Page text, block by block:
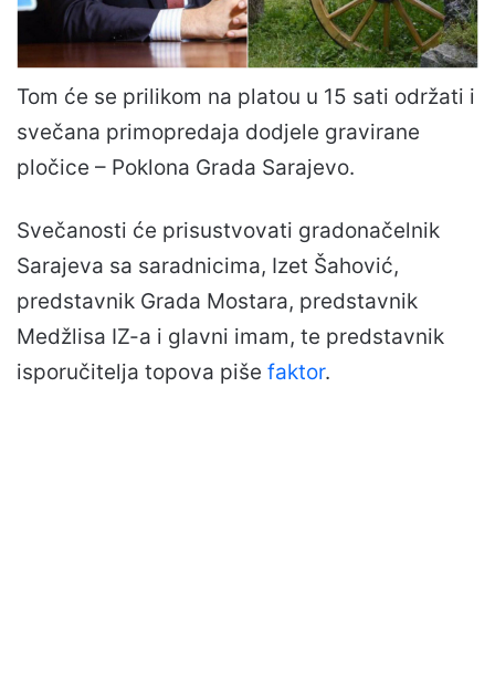
Tom će se prilikom na platou u 15 sati održati i
svečana primopredaja dodjele gravirane
pločice – Poklona Grada Sarajevo.
Svečanosti će prisustvovati gradonačelnik
Sarajeva sa saradnicima, Izet Šahović,
predstavnik Grada Mostara, predstavnik
Medžlisa IZ-a i glavni imam, te predstavnik
isporučitelja topova piše faktor.